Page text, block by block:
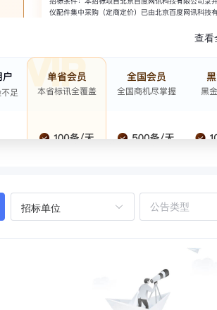
查看
招标单位